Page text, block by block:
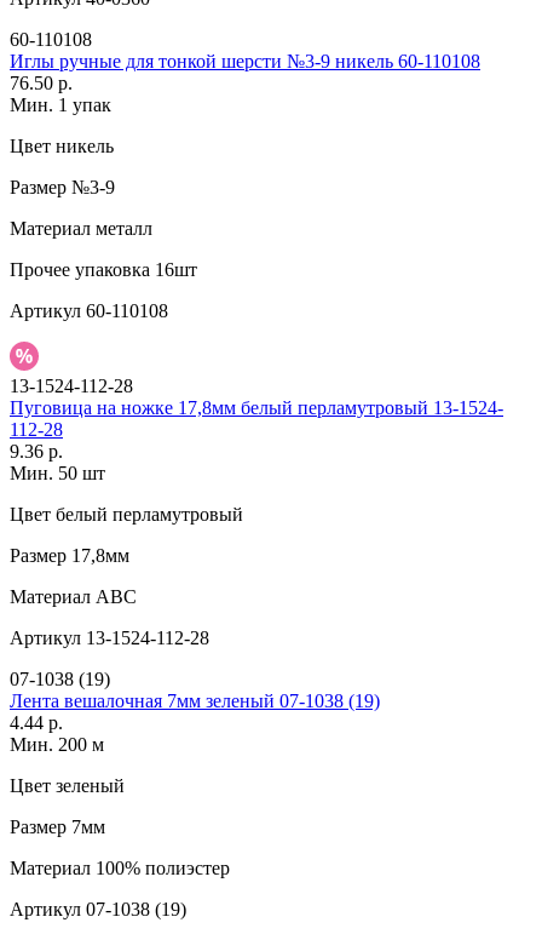
60-110108
Иглы ручные для тонкой шерсти №3-9 никель 60-110108
76.50 р.
Мин. 1 упак
Цвет никель
Размер №3-9
Материал металл
Прочее упаковка 16шт
Артикул 60-110108
13-1524-112-28
Пуговица на ножке 17,8мм белый перламутровый 13-1524-
112-28
9.36 р.
Мин. 50 шт
Цвет белый перламутровый
Размер 17,8мм
Материал АВС
Артикул 13-1524-112-28
07-1038 (19)
Лента вешалочная 7мм зеленый 07-1038 (19)
4.44 р.
Мин. 200 м
Цвет зеленый
Размер 7мм
Материал 100% полиэстер
Артикул 07-1038 (19)